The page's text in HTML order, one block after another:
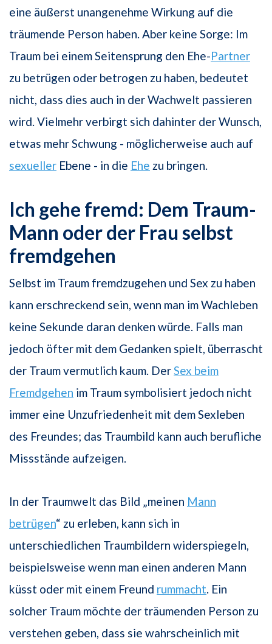
eine äußerst unangenehme Wirkung auf die
träumende Person haben. Aber keine Sorge: Im
Traum bei einem Seitensprung den Ehe-Partner
zu betrügen oder betrogen zu haben, bedeutet
nicht, dass dies auch in der Wachwelt passieren
wird. Vielmehr verbirgt sich dahinter der Wunsch,
etwas mehr Schwung - möglicherweise auch auf
sexueller Ebene - in die Ehe zu bringen.
Ich gehe fremd: Dem Traum-
Mann oder der Frau selbst
fremdgehen
Selbst im Traum fremdzugehen und Sex zu haben
kann erschreckend sein, wenn man im Wachleben
keine Sekunde daran denken würde. Falls man
jedoch öfter mit dem Gedanken spielt, überrascht
der Traum vermutlich kaum. DerSex beim
Fremdgehen im Traum symbolisiert jedoch nicht
immer eine Unzufriedenheit mit dem Sexleben
des Freundes; das Traumbild kann auch berufliche
Missstände aufzeigen.
In der Traumwelt das Bild „meinen Mann
betrügen“ zu erleben, kann sich in
unterschiedlichen Traumbildern widerspiegeln,
beispielsweise wenn man einen anderen Mann
küsst oder mit einem Freund rummacht . Ein
solcher Traum möchte der träumenden Person zu
verstehen geben, dass sie wahrscheinlich mit